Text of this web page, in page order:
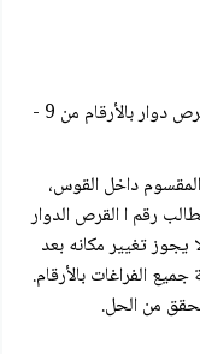
المواد، لوحات كتابة قابلة للمسح قرص دوار بالأرقام من 9 -
لأرقام المقسوم داخل القوس،
رقم ا القرص الدوار
تغيير مكانه بعد
الفراغات بالأرقام.
من الحل.